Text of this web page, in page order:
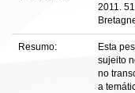
2011.
Resumo:
Esta
sujeito
no
a